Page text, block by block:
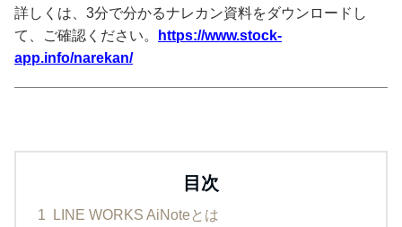
詳しくは、3分で分かるナレカン資料をダウンロードし
て、ご確認ください。
https://www.stock-
app.info/narekan/
目次
1 LINE WORKS AiNoteとは